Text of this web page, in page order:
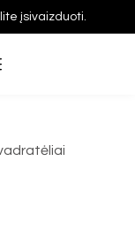
įsivaizduoti.